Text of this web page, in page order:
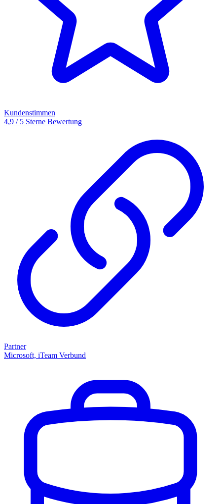
Kundenstimmen
4,9 / 5 Sterne Bewertung
Partner
Microsoft, iTeam Verbund